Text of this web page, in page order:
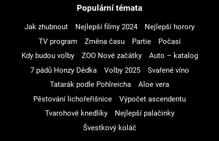
Populární témata
Jak zhubnout Nejlepší filmy 2024
Nejlepší horory
TV program
Změna času Partie
Počasí
Kdy budou volby
ZOO Nové začátky
Auto – katalog
7 pádů Honzy Dědka
Volby 2025
Svařené víno
Tatarák podle Pohlreicha
Aloe vera
Pěstování lichořeřišnice
Výpočet ascendentu
Tvarohové knedlíky
Nejlepší palačinky
Švestkový koláč